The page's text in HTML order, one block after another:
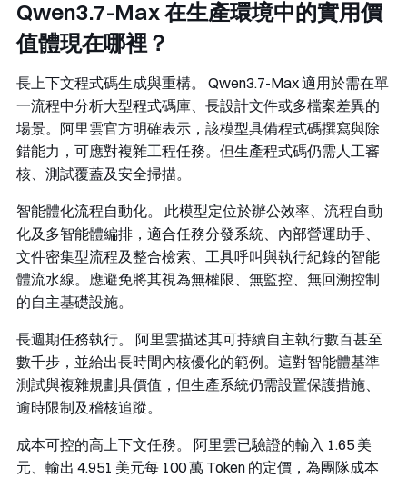
Qwen3.7-Max 在生產環境中的實用價
值體現在哪裡？
長上下文程式碼生成與重構。
Qwen3.7-Max 適用於需在單
一流程中分析大型程式碼庫、長設計文件或多檔案差異的
場景。阿里雲官方明確表示，該模型具備程式碼撰寫與除
錯能力，可應對複雜工程任務。但生產程式碼仍需人工審
核、測試覆蓋及安全掃描。
智能體化流程自動化。
此模型定位於辦公效率、流程自動
化及多智能體編排，適合任務分發系統、內部營運助手、
文件密集型流程及整合檢索、工具呼叫與執行紀錄的智能
體流水線。應避免將其視為無權限、無監控、無回溯控制
的自主基礎設施。
長週期任務執行。
阿里雲描述其可持續自主執行數百甚至
數千步，並給出長時間內核優化的範例。這對智能體基準
測試與複雜規劃具價值，但生產系統仍需設置保護措施、
逾時限制及稽核追蹤。
成本可控的高上下文任務。
阿里雲已驗證的輸入 1.65 美
元、輸出 4.951 美元每 100 萬 Token 的定價，為團隊成本